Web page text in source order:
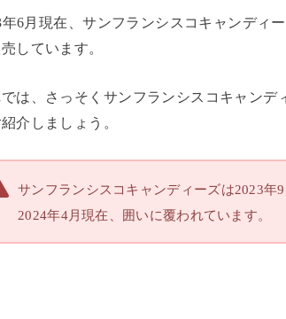
年6月現在、サンフランシスコキャンディ
しています。
は、さっそくサンフランシスコキャン
介しましょう。
サンフランシスコキャンディーズは2023年
2024年4月現在、囲いに覆われています。